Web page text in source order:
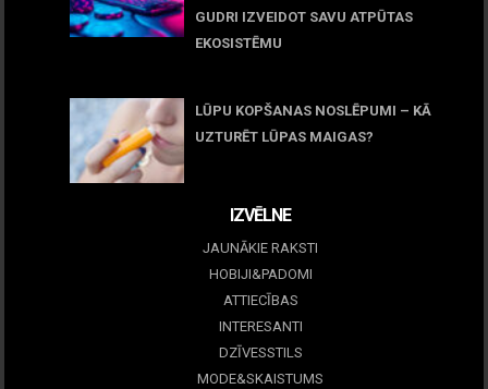
GUDRI IZVEIDOT SAVU ATPŪTAS
EKOSISTĒMU
LŪPU KOPŠANAS NOSLĒPUMI – KĀ
UZTURĒT LŪPAS MAIGAS?
IZVĒLNE
JAUNĀKIE RAKSTI
HOBIJI&PADOMI
ATTIECĪBAS
INTERESANTI
DZĪVESSTILS
MODE&SKAISTUMS